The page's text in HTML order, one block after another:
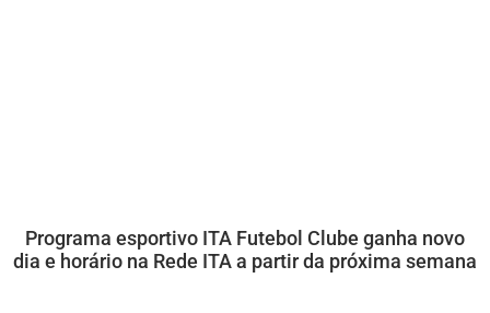
Programa esportivo ITA Futebol Clube ganha novo
dia e horário na Rede ITA a partir da próxima semana